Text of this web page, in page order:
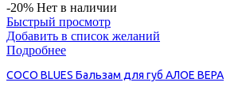
-20% Нет в наличии
Быстрый просмотр
Добавить в список желаний
Подробнее
COCO BLUES Бальзам для губ АЛОЕ ВЕРА